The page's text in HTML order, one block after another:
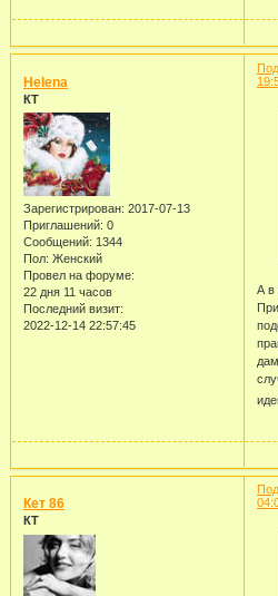
Helena
КТ
Зарегистрирован: 2017-07-13
Приглашений: 0
Сообщений: 1344
Пол: Женский
Провел на форуме:
22 дня 11 часов
Последний визит:
2022-12-14 22:57:45
А в
Кет 86
КТ